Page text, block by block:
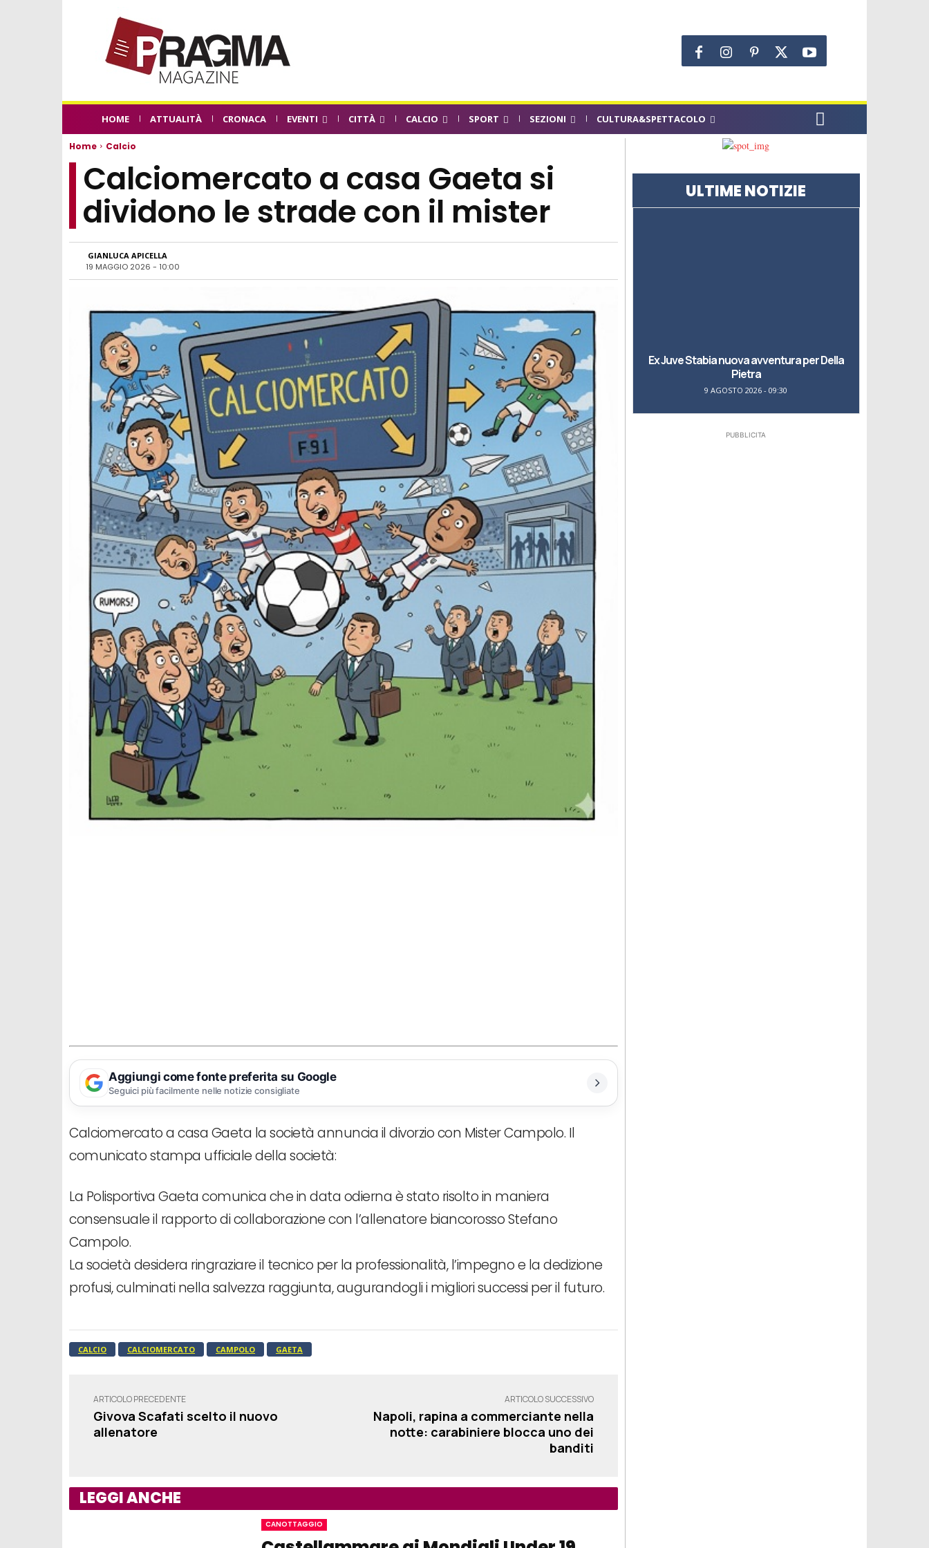
HOME ATTUALITÀ CRONACA EVENTI CITTÀ CALCIO SPORT SEZIONI CULTURA&SPETTACOLO
Home Calcio
Calciomercato a casa Gaeta si
dividono le strade con il mister
GIANLUCA APICELLA
19 MAGGIO 2026 - 10:00
Aggiungi come fonte preferita su Google
Seguici più facilmente nelle notizie consigliate
Calciomercato a casa Gaeta la società annuncia il divorzio con Mister Campolo. Il
comunicato stampa ufficiale della società:
La Polisportiva Gaeta comunica che in data odierna è stato risolto in maniera
consensuale il rapporto di collaborazione con l’allenatore biancorosso Stefano
Campolo.
La società desidera ringraziare il tecnico per la professionalità, l’impegno e la dedizione
profusi, culminati nella salvezza raggiunta, augurandogli i migliori successi per il futuro.
CALCIO CALCIOMERCATO CAMPOLO GAETA
ARTICOLO PRECEDENTE
Givova Scafati scelto il nuovo
allenatore
ARTICOLO SUCCESSIVO
Napoli, rapina a commerciante nella
notte: carabiniere blocca uno dei
banditi
LEGGI ANCHE
CANOTTAGGIO
ULTIME NOTIZIE
Ex Juve Stabia nuova avventura per Della
Pietra
9 AGOSTO 2026 - 09:30
PUBBLICITA